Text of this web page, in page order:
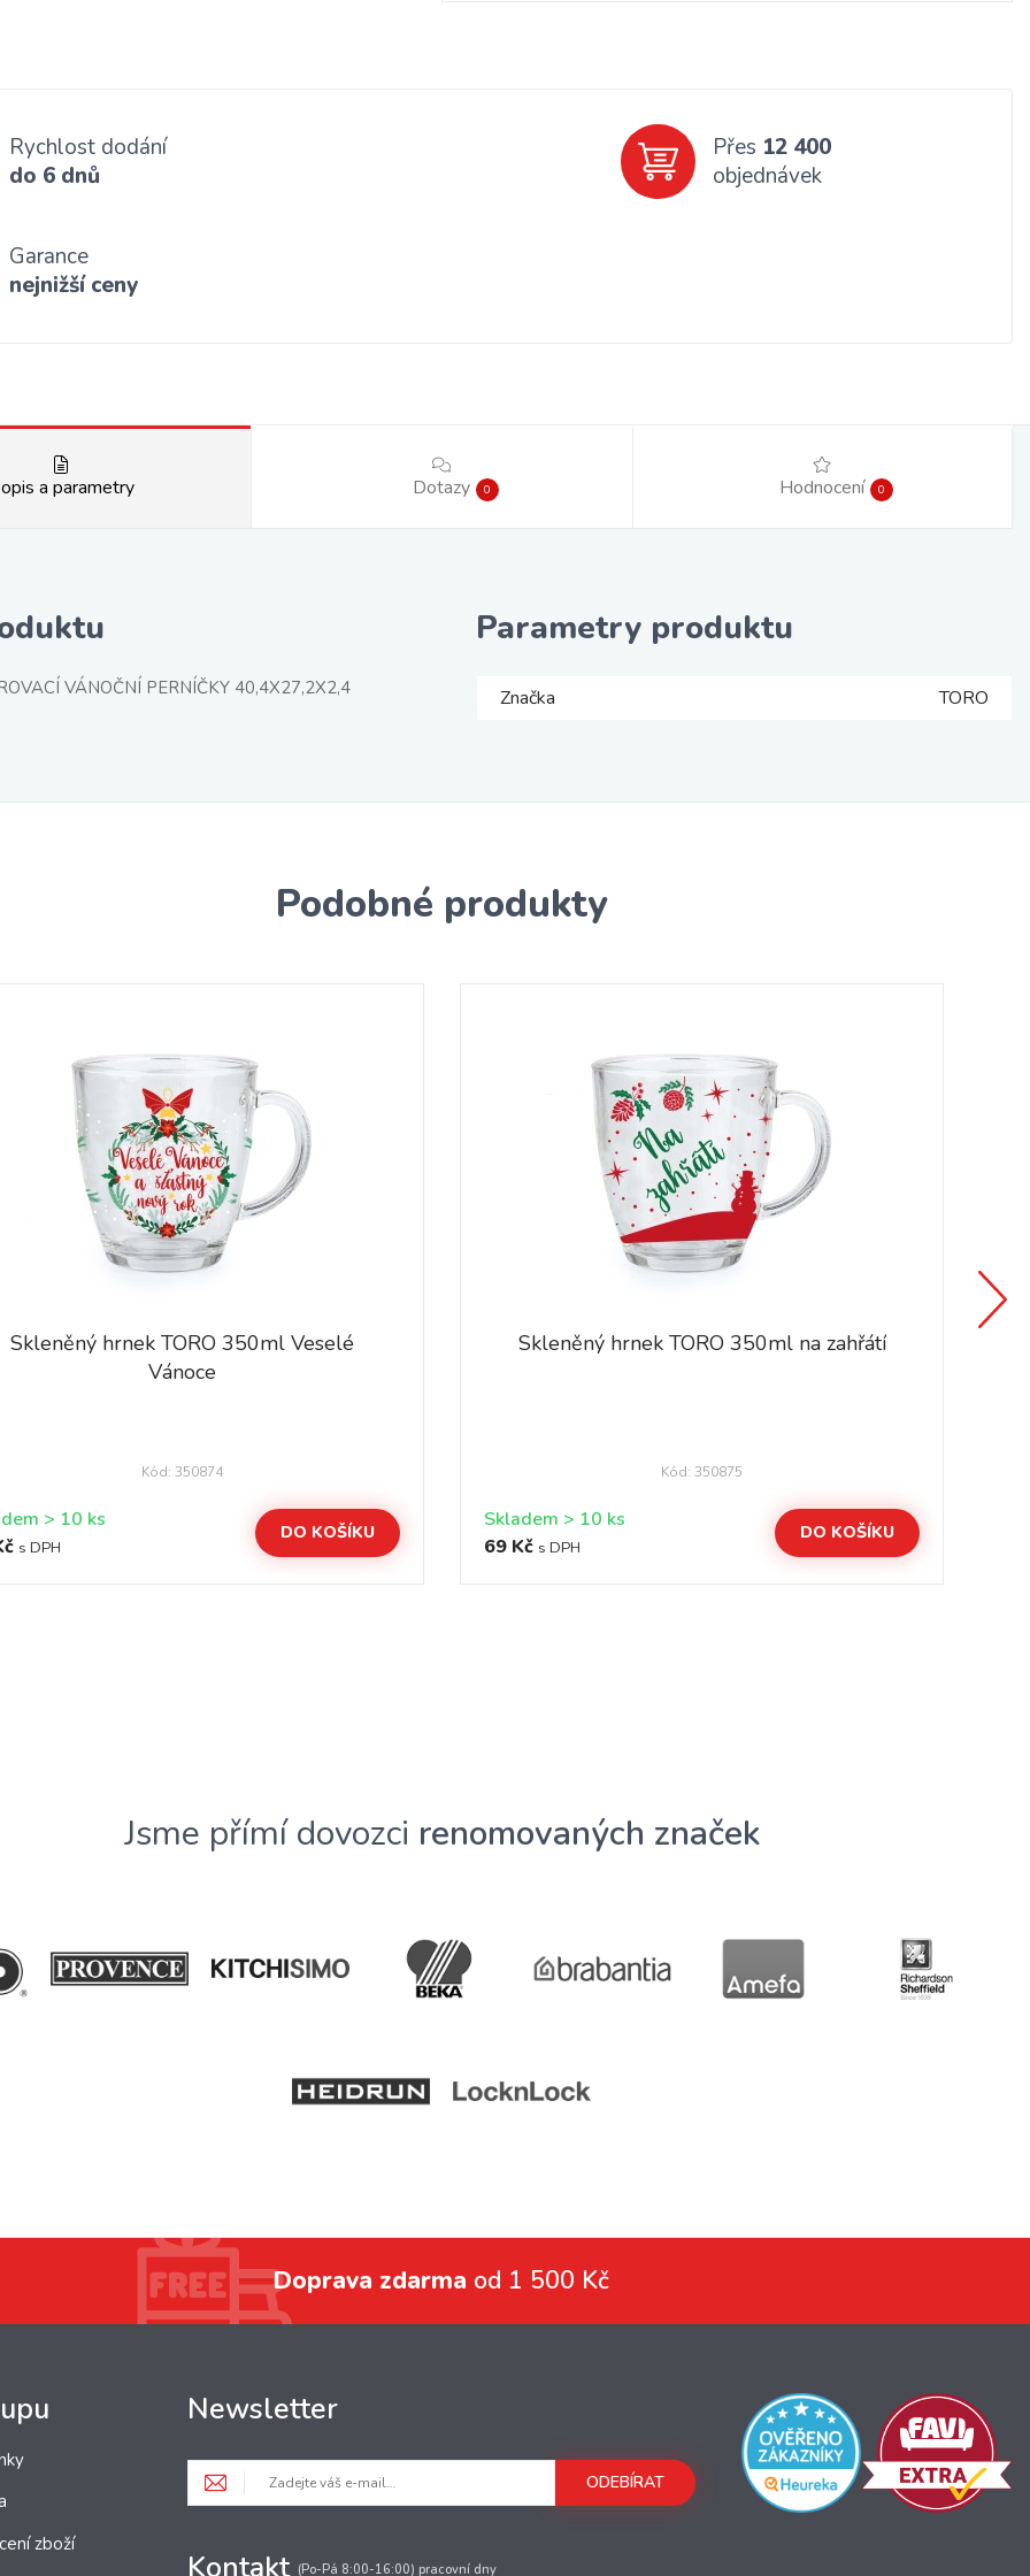
Rychlost dodání
do 6 dnů
Přes 12 400
objednávek
Garance
nejnižší ceny
a parametry Dotazy 0 Hodnocení 0
VÁNOČNÍ PERNÍČKY 40,4X27,2X2,4
Parametry produktu
Značka TORO
Podobné produkty
Skleněný hrnek TORO 350ml Veselé
Vánoce
Kód: 350874
Skladem > 10 ks
s DPH
DO KOŠÍKU
Skleněný hrnek TORO 350ml na zahřátí
Kód: 350875
Skladem > 10 ks
69 Kč s DPH
DO KOŠÍKU
Jsme přímí dovozci renomovaných značek
Doprava zdarma od 1 500 Kč
zboží
Newsletter
ODEBÍRAT
Kontakt (Po-Pá 8:00-16:00) pracovní dny